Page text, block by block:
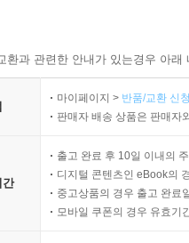
과 관련한 안내가 있는경우 아
마이페이지 > 반품/교환 신
판매자 배송 상품은 판매자
간
출고 완료 후 10일 이내의
디지털 콘텐츠인 eBook의
중고상품의 경우 출고 완료
모바일 쿠폰의 경우 유효기